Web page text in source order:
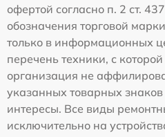
офертой согласно п. 2 ст.
обозначения торговой
только в информационных
перечень техники, с
организация не
указанных товарных знаков
интересы. Все виды
исключительно на